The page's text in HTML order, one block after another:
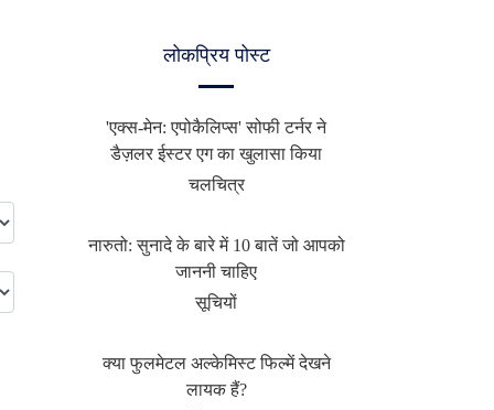
लोकप्रिय पोस्ट
'एक्स-मेन: एपोकैलिप्स' सोफी टर्नर ने
डैज़लर ईस्टर एग का खुलासा किया
चलचित्र
नारुतो: सुनादे के बारे में 10 बातें जो आपको
जाननी चाहिए
सूचियों
क्या फुलमेटल अल्केमिस्ट फिल्में देखने
लायक हैं?